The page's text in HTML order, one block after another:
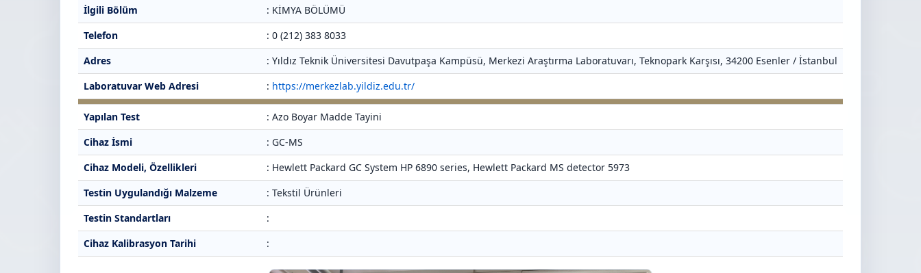
İlgili Bölüm
: KİMYA BÖLÜMÜ
Telefon
: 0 (212) 383 8033
Adres
: Yıldız Teknik Üniversitesi Davutpaşa Kampüsü, Merkezi Araştırma Laboratuvarı, Teknopark Karşısı, 34200 Esenler / İstanbul
Laboratuvar Web Adresi
: https://merkezlab.yildiz.edu.tr/
Yapılan Test
: Azo Boyar Madde Tayini
Cihaz İsmi
: GC-MS
Cihaz Modeli, Özellikleri
: Hewlett Packard GC System HP 6890 series, Hewlett Packard MS detector 5973
Testin Uygulandığı Malzeme
: Tekstil Ürünleri
Testin Standartları
:
Cihaz Kalibrasyon Tarihi
: